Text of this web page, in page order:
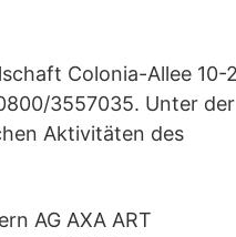
Colonia-Allee 10-
3557035. Unter der
Aktivitäten des
AG AXA ART